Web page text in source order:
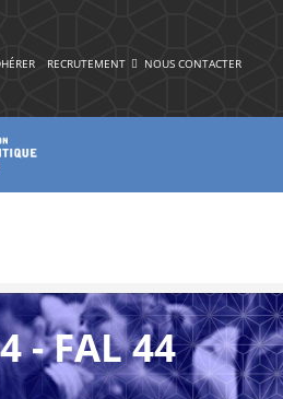
RECRUTEMENT NOUS CONTACTER
- FAL 44